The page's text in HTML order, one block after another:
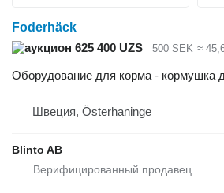
Foderhäck
625 400 UZS
500 SEK ≈
Оборудование для корма - кормушка
Швеция, Österhaninge
Blinto AB